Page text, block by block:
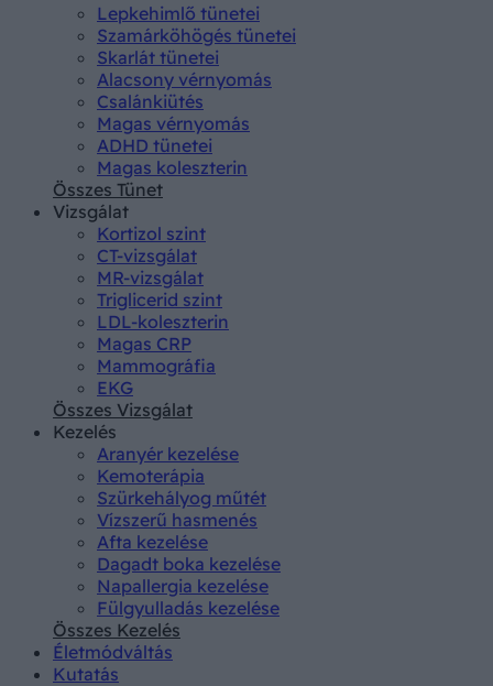
Lepkehimlő tünetei
Szamárköhögés tünetei
Skarlát tünetei
Alacsony vérnyomás
Csalánkiütés
Magas vérnyomás
ADHD tünetei
Magas koleszterin
Összes Tünet
Vizsgálat
Kortizol szint
CT-vizsgálat
MR-vizsgálat
Triglicerid szint
LDL-koleszterin
Magas CRP
Mammográfia
EKG
Összes Vizsgálat
Kezelés
Aranyér kezelése
Kemoterápia
Szürkehályog műtét
Vízszerű hasmenés
Afta kezelése
Dagadt boka kezelése
Napallergia kezelése
Fülgyulladás kezelése
Összes Kezelés
Életmódváltás
Kutatás